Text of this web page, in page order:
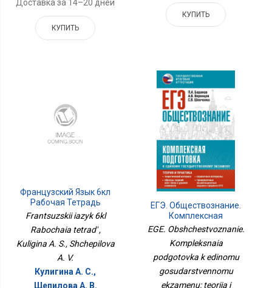
Доставка за 14–20 дней
КУПИТЬ
КУПИТЬ
Французский Язык 6кл
Рабочая Тетрадь
Frantsuzskii iazyk 6kl
Rabochaia tetrad' ,
Kuligina A. S., Shchepilova
A. V.
Кулигина А. С.,
Щепилова А. В.
ЕГЭ. Обществознание.
Комплексная
Подготовка К Единому
Государственному
Экзамену: Теория И
Практика
EGE. Obshchestvoznanie.
Kompleksnaia
podgotovka k edinomu
gosudarstvennomu
ekzamenu: teoriia i